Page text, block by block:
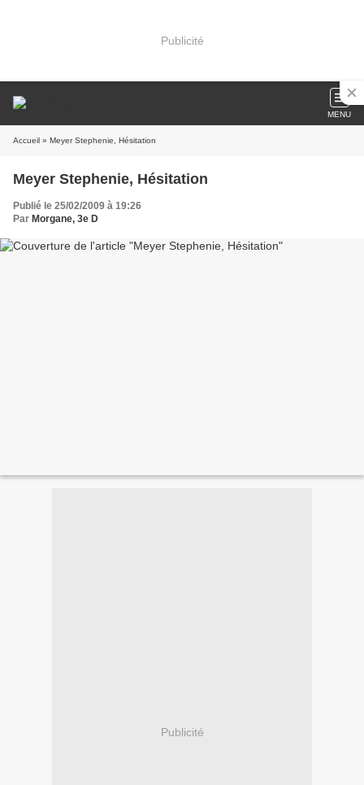
Publicité
MENU
Accueil » Meyer Stephenie, Hésitation
Meyer Stephenie, Hésitation
Publié le 25/02/2009 à 19:26
Par Morgane, 3e D
Publicité